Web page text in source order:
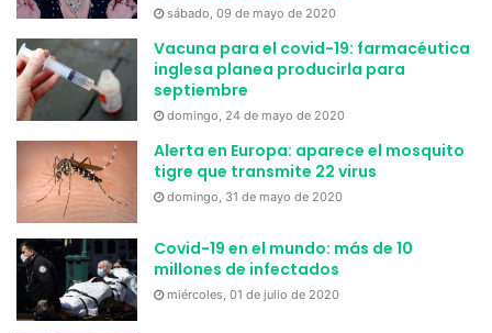
sábado, 09 de mayo de 2020
Vacuna para el covid-19: farmacéutica
inglesa planea producirla para
septiembre
domingo, 24 de mayo de 2020
Alerta en Europa: aparece el mosquito
tigre que transmite 22 virus
domingo, 31 de mayo de 2020
Covid-19 en el mundo: más de 10
millones de infectados
miércoles, 01 de julio de 2020